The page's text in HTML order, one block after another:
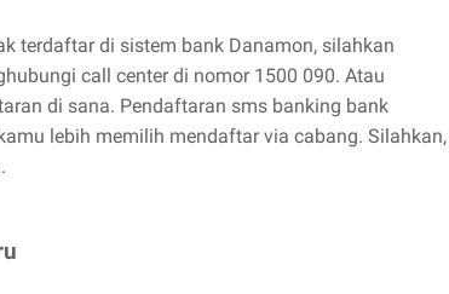
terdaftar di sistem bank Danamon, silahkan
call center di nomor 1500 090. Atau
di sana. Pendaftaran sms banking bank
lebih memilih mendaftar via cabang. Silahkan,